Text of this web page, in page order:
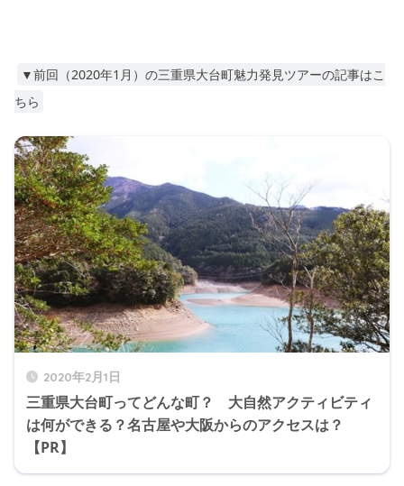
▼前回（2020年1月）の三重県大台町魅力発見ツアーの記事はこ
ちら
2020年2月1日
三重県大台町ってどんな町？ 大自然アクティビティ
は何ができる？名古屋や大阪からのアクセスは？
【PR】